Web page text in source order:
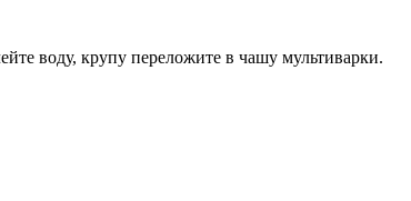
воду, крупу переложите в чашу мультиварки.